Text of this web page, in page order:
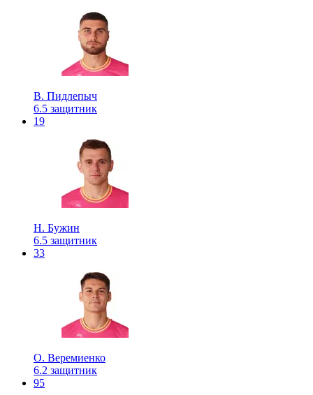
В. Пидлепыч
6.5 защитник
19
Н. Бужин
6.5 защитник
33
О. Веремиенко
6.2 защитник
95